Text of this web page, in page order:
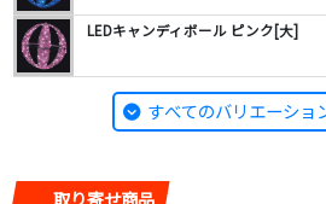
LEDキャンディボール ピンク[大]
すべてのバリエーショ
取り寄せ商品